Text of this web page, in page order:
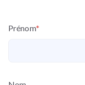
Prénom*